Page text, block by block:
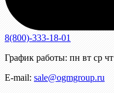
8(800)-333-18-01
График работы: пн вт ср чт
E-mail: sale@ogmgroup.ru